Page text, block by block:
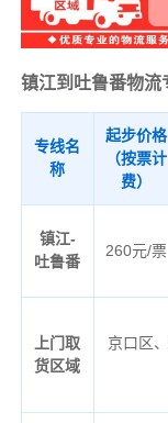
镇江到吐鲁番物流
专线名
称
起步价格
（按票计
费）
镇江-
吐鲁番
260元/票
上门取
货区域
京口区